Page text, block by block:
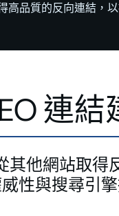
高品質的反向連結，
連結
其他網站取得
性與搜尋引